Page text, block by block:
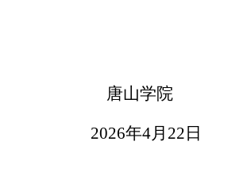
唐山学院
2026年4月22日